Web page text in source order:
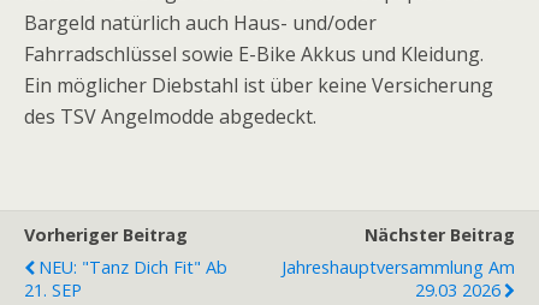
Bargeld natürlich auch Haus- und/oder
Fahrradschlüssel sowie E-Bike Akkus und Kleidung.
Ein möglicher Diebstahl ist über keine Versicherung
des TSV Angelmodde abgedeckt.
Vorheriger Beitrag
NEU: "Tanz Dich Fit" Ab
21. SEP
Nächster Beitrag
Jahreshauptversammlung Am
29.03 2026